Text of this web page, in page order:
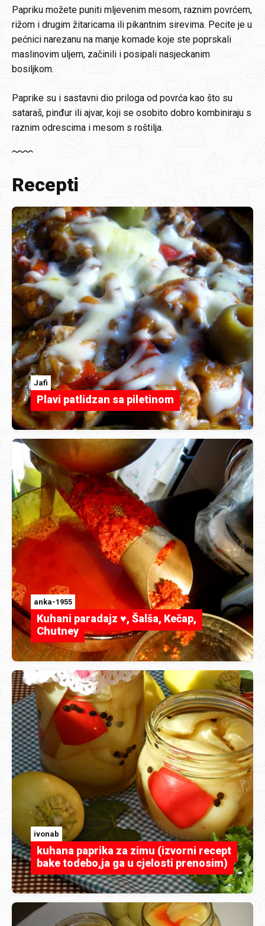
Papriku možete puniti mljevenim mesom, raznim povrćem,
rižom i drugim žitaricama ili pikantnim sirevima. Pecite je u
pećnici narezanu na manje komade koje ste poprskali
maslinovim uljem, začinili i posipali nasjeckanim
bosiljkom.
Paprike su i sastavni dio priloga od povrća kao što su
sataraš, pinđur ili ajvar, koji se osobito dobro kombiniraju s
raznim odrescima i mesom s roštilja.
Recepti
Jafi
Plavi patlidzan sa piletinom
anka-1955
Kuhani paradajz ♥, Šalša, Kečap,
Chutney
ivonab
kuhana paprika za zimu (izvorni recept
bake todebo,ja ga u cjelosti prenosim)